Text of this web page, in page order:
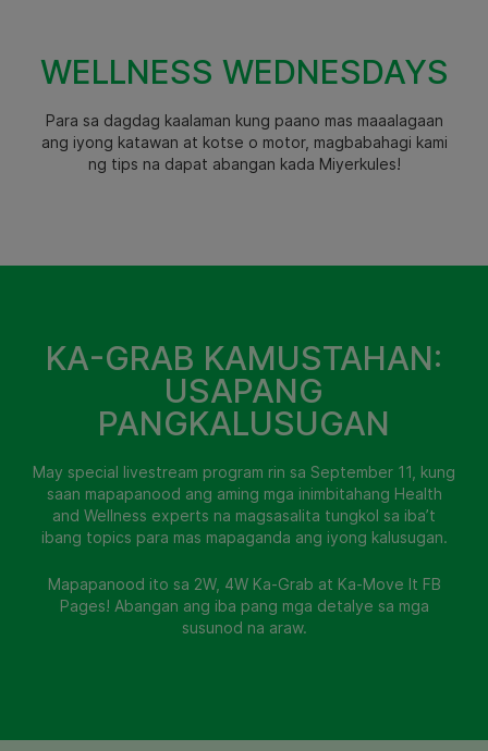
WELLNESS WEDNESDAYS
Para sa dagdag kaalaman kung paano mas maaalagaan
ang iyong katawan at kotse o motor, magbabahagi kami
ng tips na dapat abangan kada Miyerkules!
KA-GRAB KAMUSTAHAN:
USAPANG
PANGKALUSUGAN
May special livestream program rin sa September 11, kung
saan mapapanood ang aming mga inimbitahang Health
and Wellness experts na magsasalita tungkol sa iba’t
ibang topics para mas mapaganda ang iyong kalusugan.
Mapapanood ito sa 2W, 4W Ka-Grab at Ka-Move It FB
Pages! Abangan ang iba pang mga detalye sa mga
susunod na araw.